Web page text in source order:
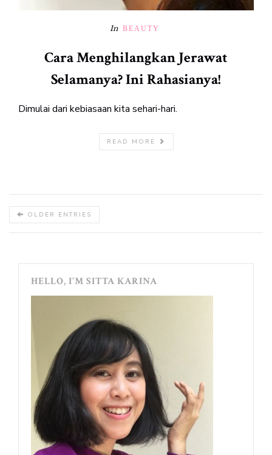
In BEAUTY
Cara Menghilangkan Jerawat
Selamanya? Ini Rahasianya!
Dimulai dari kebiasaan kita sehari-hari.
READ MORE
OLDER ENTRIES
HELLO, I’M SITTA KARINA